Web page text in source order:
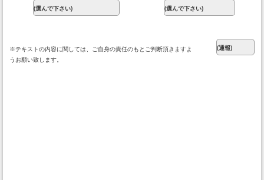
※テキストの内容に関しては、ご自身の責任のもとご判断頂きますよ
うお願い致します。